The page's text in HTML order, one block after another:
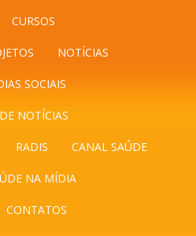
CURSOS
NOTÍCIAS
SOCIAIS
NOTÍCIAS
RADIS CANAL SAÚDE
NA MÍDIA
CONTATOS